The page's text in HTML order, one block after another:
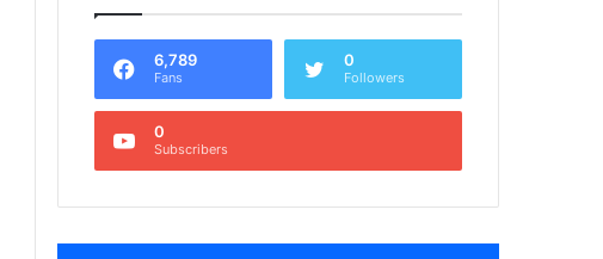
6,789
Fans
0
Followers
0
Subscribers